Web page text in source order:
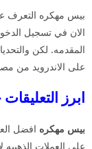
بيس مهكره التعرف
الان في تسجيل
على الاندرويد من
ابرز
بيس مهكره افضل
على العملات الذهبيه